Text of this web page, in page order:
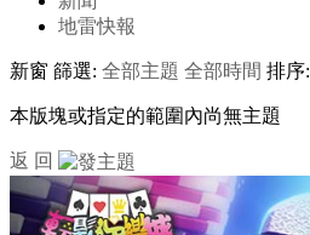
地雷快報
新窗 篩選: 全部主題 全部時間 排序:
本版塊或指定的範圍內尚無主題
返 回